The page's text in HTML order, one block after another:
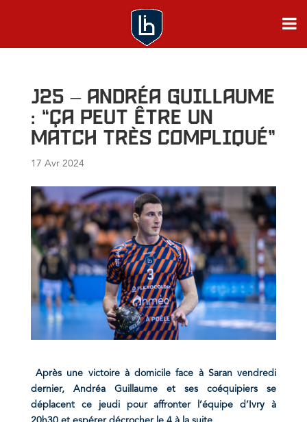
J25 – Andréa GUILLAUME
: “Ça peut être un
match très compliqué”
17 Avr 2024
Après une victoire à domicile face à Saran vendredi
dernier, Andréa Guillaume et ses coéquipiers se
déplacent ce jeudi pour affronter l’équipe d’Ivry à